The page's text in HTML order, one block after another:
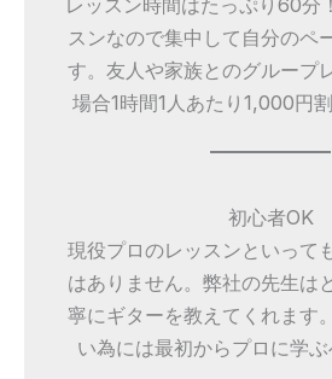
スンなので集中して自分のペ
す。友人や家族とのグループ
場合1時間1人あたり1,000円
初心者OK
現役プロのレッスンといって
はありません。弊社の先生は
寧にギターを教えてくれます
い為には最初からプロに学ぶ